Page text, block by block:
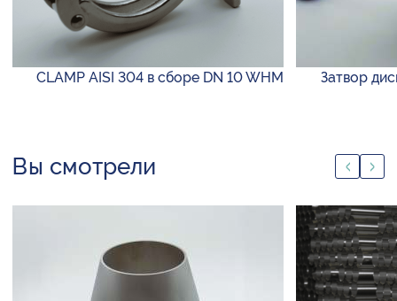
CLAMP AISI 304 в сборе DN 10 WHM Затвор
Вы смотрели